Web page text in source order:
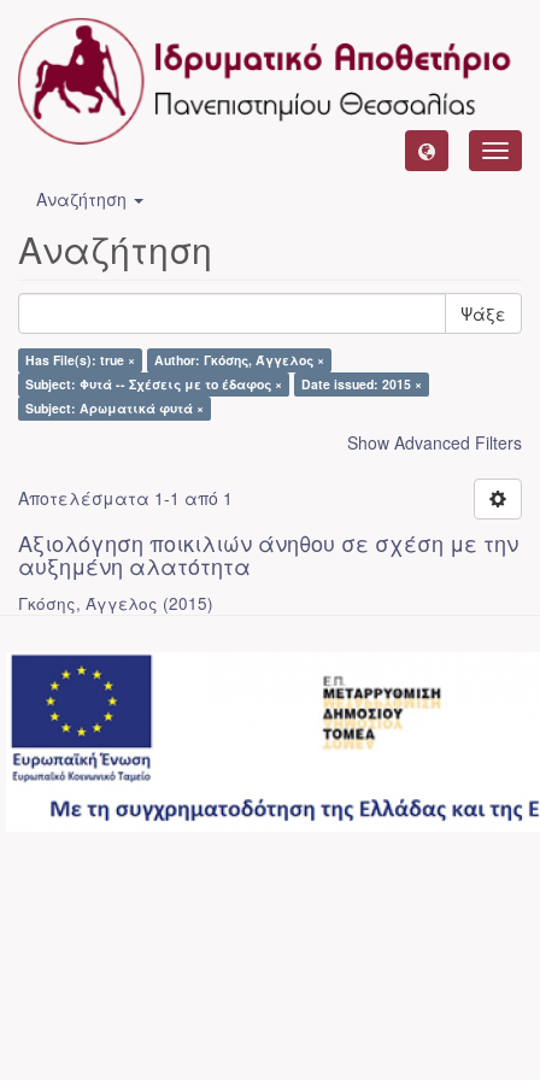
Αναζήτηση
Αναζήτηση
Ψάξε
Has File(s): true ×
Author: Γκόσης, Άγγελος ×
Subject: Φυτά -- Σχέσεις με το έδαφος ×
Date issued: 2015 ×
Subject: Αρωματικά φυτά ×
Show Advanced Filters
Αποτελέσματα 1-1 από 1
Αξιολόγηση ποικιλιών άνηθου σε σχέση με την
αυξημένη αλατότητα
Γκόσης, Άγγελος (2015)